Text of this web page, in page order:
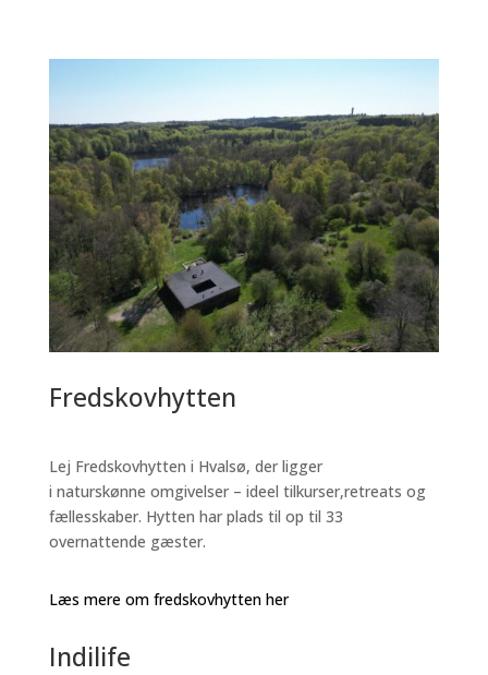
Fredskovhytten
Lej Fredskovhytten i Hvalsø, der ligger
i naturskønne omgivelser – ideel tilkurser,retreats og
fællesskaber. Hytten har plads til op til 33
overnattende gæster.
Læs mere om fredskovhytten her
Indilife